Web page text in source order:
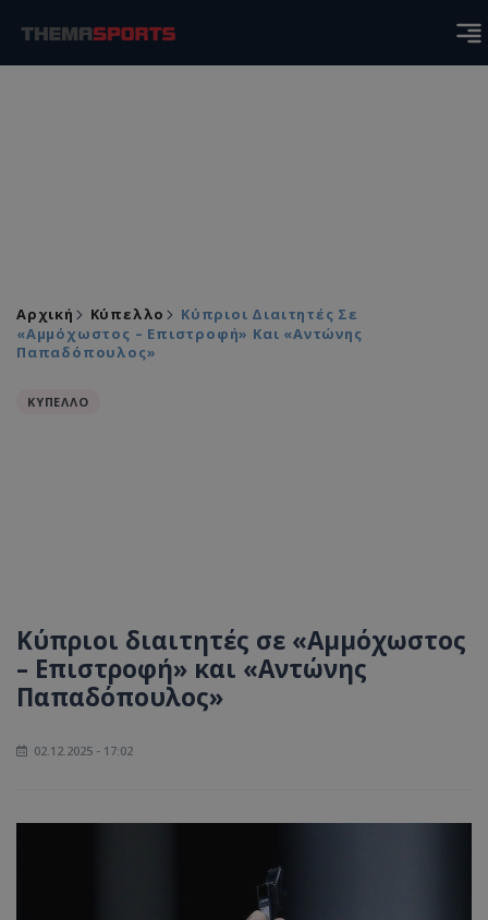
Αρχική Κύπελλο
Κύπριοι Διαιτητές Σε
«Αμμόχωστος – Επιστροφή» Και «Αντώνης
Παπαδόπουλος»
ΚΥΠΕΛΛΟ
Κύπριοι διαιτητές σε «Αμμόχωστος
– Επιστροφή» και «Αντώνης
Παπαδόπουλος»
02.12.2025 - 17:02